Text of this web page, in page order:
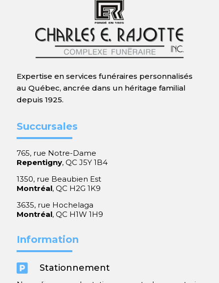
Expertise en services funéraires personnalisés
au Québec, ancrée dans un héritage familial
depuis 1925.
Succursales
765, rue Notre-Dame
Repentigny, QC J5Y 1B4
1350, rue Beaubien Est
Montréal, QC H2G 1K9
3635, rue Hochelaga
Montréal, QC H1W 1H9
Information
 Stationnement